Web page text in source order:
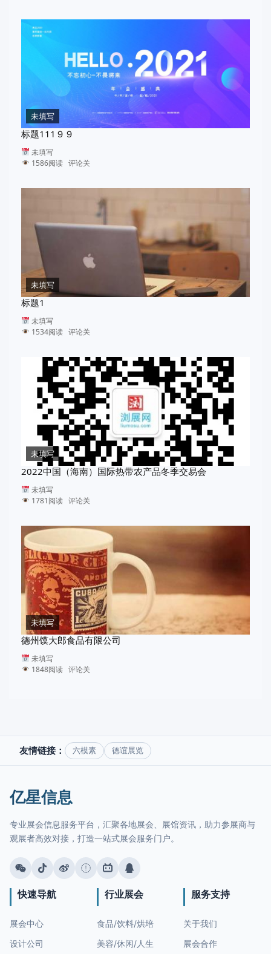
未填写
标题111９９
未填写
1586阅读 评论关
未填写
标题1
未填写
1534阅读 评论关
未填写
2022中国（海南）国际热带农产品冬季交易会
未填写
1781阅读 评论关
未填写
德州馍大郎食品有限公司
未填写
1848阅读 评论关
友情链接： 六模素 德谊展览
亿星信息
专业展会信息服务平台，汇聚各地展会、展馆资讯，助力参展商与
观展者高效对接，打造一站式展会服务门户。
快速导航
展会中心
设计公司
行业展会
食品/饮料/烘培
美容/休闲/人生
服务支持
关于我们
展会合作